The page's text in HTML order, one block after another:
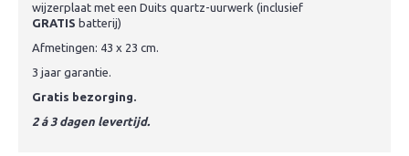
wijzerplaat met een Duits quartz-uurwerk (inclusief
GRATIS batterij)
Afmetingen: 43 x 23 cm.
3 jaar garantie.
Gratis bezorging.
2 á 3 dagen levertijd.